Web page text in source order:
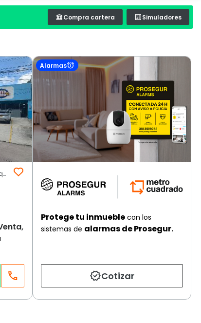
Compra cartera Simuladores
Nuevo Horizonte | Noroccidente | Barranquilla
Alarmas
Protege tu inmueble con los
sistemas de alarmas de Prosegur.
Cotizar